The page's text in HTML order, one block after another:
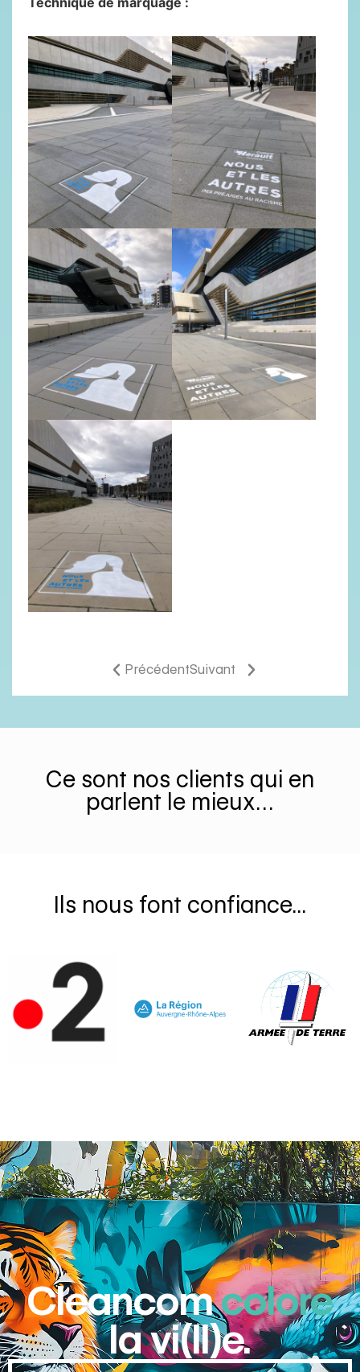
PrécédentSuivant
Ce sont nos clients qui en
parlent le mieux…
Ils nous font confiance...
Cleancomcolore
la vi(ll)e.